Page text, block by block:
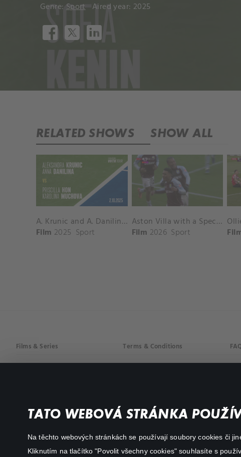
TATO WEBOVÁ STRÁNKA
Na těchto webových stránkách se používají soubory cookies či
Kliknutím na tlačítko "Povolit všechny cookies" souhlasíte s
Genre: Sport Aired year: 2025
RELATED SHOWS SHOW ALL
A. Krunic and A. Danilina vs. P. Hon and K. Muchova Match Highlights - BEIJING_Capital Group Diamond ( October 02, 2025)
Film 2025 Sport
Aston Villa with a Spectacular Goal vs. Nottingham Forest
Film 2026 Sport
Films & Series
Action
Terms & Conditions